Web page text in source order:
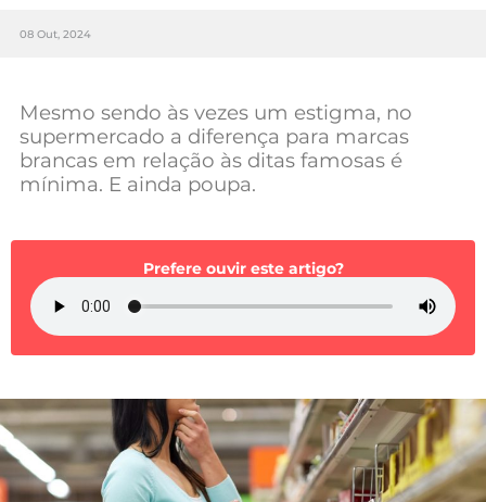
Sociedade
Negócios
Mundial 2026
08 Out, 2024
Mesmo sendo às vezes um estigma, no
supermercado a diferença para marcas
brancas em relação às ditas famosas é
mínima. E ainda poupa.
Prefere ouvir este artigo?